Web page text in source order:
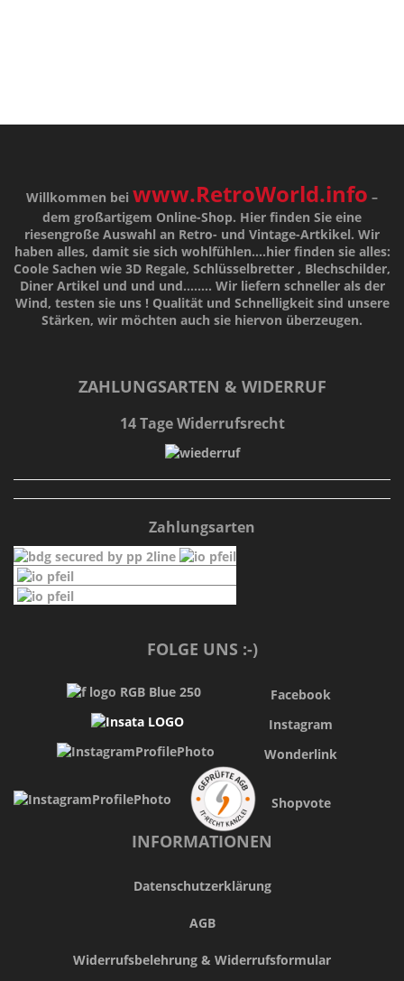
Willkommen bei www.RetroWorld.info –
dem großartigem Online-Shop. Hier finden Sie eine
riesengroße Auswahl an Retro- und Vintage-Artkikel. Wir
haben alles, damit sie sich wohlfühlen....hier finden sie alles:
Coole Sachen wie 3D Regale, Schlüsselbretter , Blechschilder,
Diner Artikel und und und........ Wir liefern schneller als der
Wind, testen sie uns ! Qualitätund Schnelligkeitsind unsere
Stärken, wir möchten auch sie hiervon überzeugen.
ZAHLUNGSARTEN & WIDERRUF
14 Tage Widerrufsrecht
Zahlungsarten
FOLGE UNS :-)
Facebook
Instagram
Wonderlink
Shopvote
INFORMATIONEN
Datenschutzerklärung
AGB
Widerrufsbelehrung & Widerrufsformular